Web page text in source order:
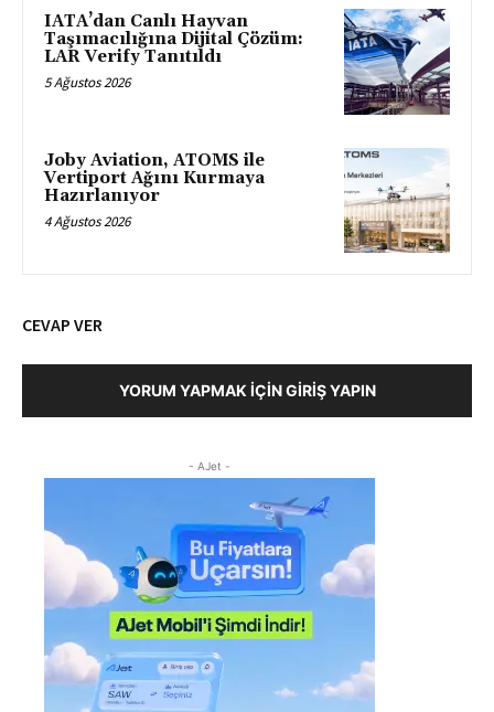
IATA’dan Canlı Hayvan
Taşımacılığına Dijital Çözüm:
LAR Verify Tanıtıldı
5 Ağustos 2026
Joby Aviation, ATOMS ile
Vertiport Ağını Kurmaya
Hazırlanıyor
4 Ağustos 2026
CEVAP VER
YORUM YAPMAK İÇIN GIRIŞ YAPIN
- AJet -